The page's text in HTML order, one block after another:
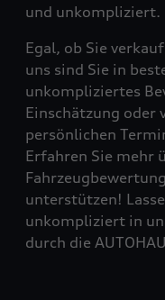
und unkompliziert.
Egal, ob Sie
uns sind Sie in
unkompliziertes
Einschätzung oder
persönlichen
Erfahren Sie mehr
unterstützen!
unkompliziert in
durch die